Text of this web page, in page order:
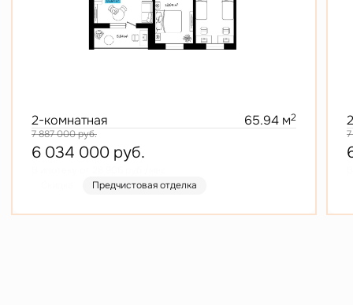
2-комнатная 65.94 м2
7 887 000руб.
6 034 000 руб.
Предчистовая отделка